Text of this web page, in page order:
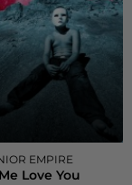
EMPIRE
Love You